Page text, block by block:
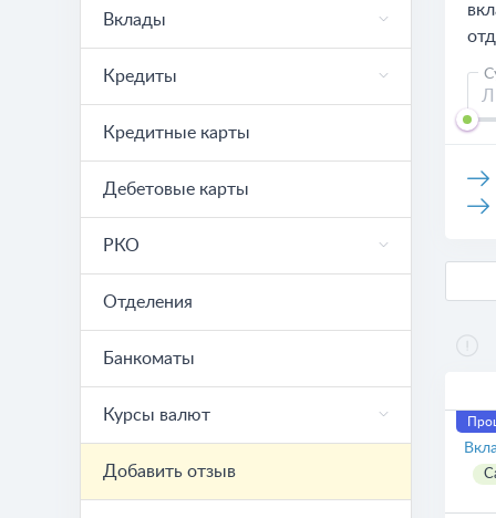
Вклады
Кредиты
Кредитные карты
Дебетовые карты
РКО
Отделения
Банкоматы
Курсы валют
Добавить отзыв